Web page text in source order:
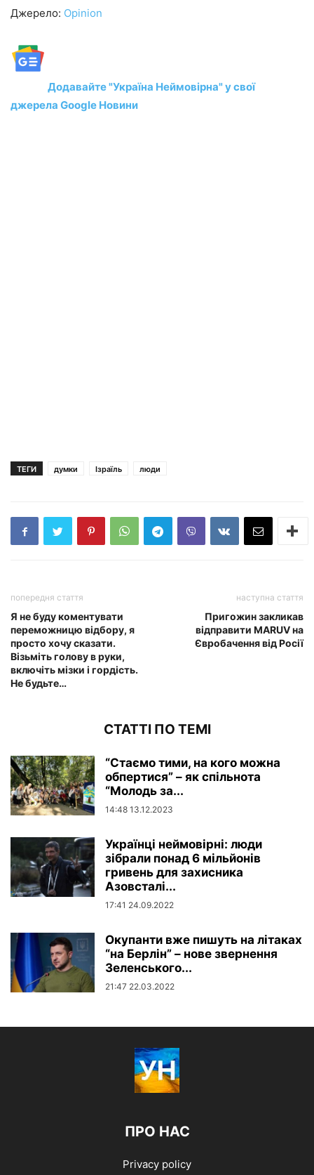
Джерело: Opinion
Додавайте "Україна Неймовірна" у свої
джерела Google Новини
ТЕГИ думки Ізраїль люди
попередня стаття
Я не буду коментувати
переможницю відбору, я
просто хочу сказати.
Візьміть голову в руки,
включіть мізки і гордість.
Не будьте…
наступна стаття
Пригожин закликав
відправити MARUV на
Євробачення від Росії
СТАТТІ ПО ТЕМІ
“Стаємо тими, на кого можна
обпертися” – як спільнота
“Молодь за...
14:48 13.12.2023
Українці неймовірні: люди
зібрали понад 6 мільйонів
гривень для захисника
Азовсталі...
17:41 24.09.2022
Окупанти вже пишуть на літаках
“на Берлін” – нове звернення
Зеленського...
21:47 22.03.2022
ПРО НАС
Privacy policy